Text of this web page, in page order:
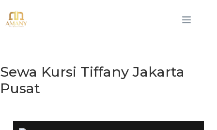
Sewa Kursi Tiffany Jakarta
Pusat